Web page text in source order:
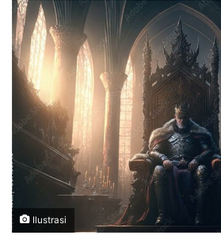
email
Ilustrasi